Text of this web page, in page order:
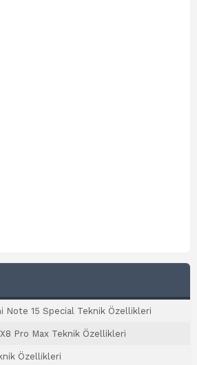
Note 15 Special Teknik Özellikleri
Pro Max Teknik Özellikleri
Özellikleri